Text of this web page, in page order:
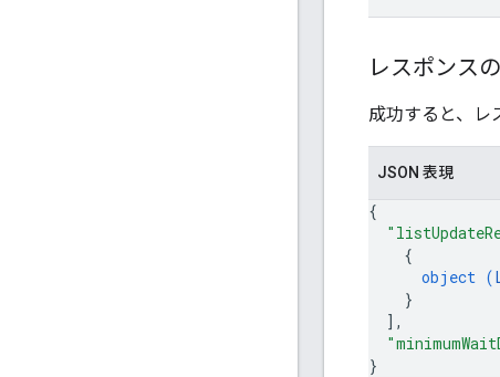
レスポンス
成功すると、レ
JSON 表現
{
{
object (
}
] ,
}